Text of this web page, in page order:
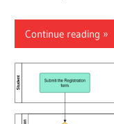
Continue reading